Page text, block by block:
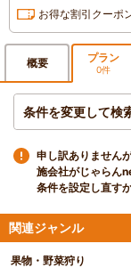
お得な割引クーポ
概要 プラン
0件
条件を変更して検
申し訳ありません
施会社がじゃらん
条件を設定し直す
関連ジャンル
果物・野菜狩り